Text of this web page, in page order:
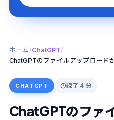
ホーム /ChatGPT/
CHATGPT 読了 4 分
ChatGPTのファ